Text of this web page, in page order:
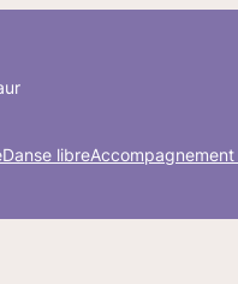
Danse libre